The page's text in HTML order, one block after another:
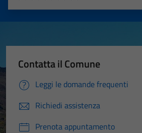
Valuta 5 stelle su 5
Valuta 4 stelle su 5
Valuta 3 stelle su 5
Valuta 2 stelle su 5
Valuta 1 stelle su 5
Contatta il Comune
Leggi le domande frequenti
Richiedi assistenza
Prenota appuntamento